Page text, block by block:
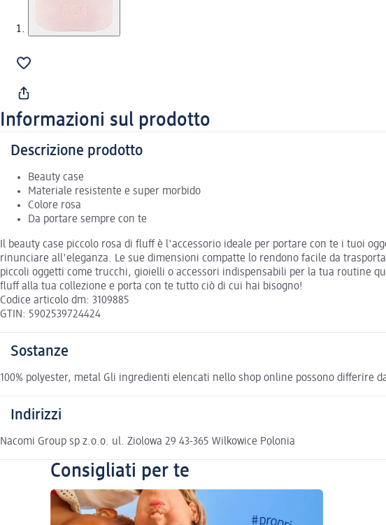
Informazioni sul prodotto
Descrizione prodotto
Beauty case
Materiale resistente e super morbido
Colore rosa
Da portare sempre con te
Il beauty case piccolo rosa di fluff è l'accessorio ideale per portare con te i tuoi
rinunciare all'eleganza. Le sue dimensioni compatte lo rendono facile da
piccoli oggetti come trucchi, gioielli o accessori indispensabili per la tua routine
fluff alla tua collezione e porta con te tutto ciò di cui hai bisogno!
Codice articolo dm: 3109885
GTIN: 5902539724424
Sostanze
100% polyester, metal Gli ingredienti elencati nello shop online possono differire
Indirizzi
Nacomi Group sp z.o.o. ul. Ziolowa 29 43-365 Wilkowice Polonia
Consigliati per te